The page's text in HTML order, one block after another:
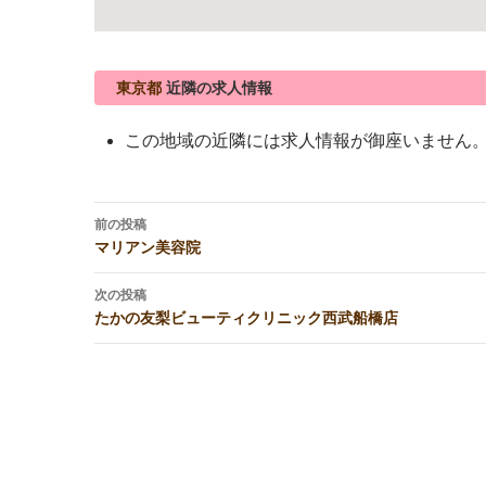
東京都近隣の求人情報
この地域の近隣には求人情報が御座いません
投
稿
ナ
ビ
ゲ
ー
前の投稿
マリアン美容院
次の投稿
たかの友梨ビューティクリニック西武船橋店